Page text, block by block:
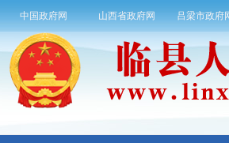
中国政府网 山西省政府网 吕梁市政府